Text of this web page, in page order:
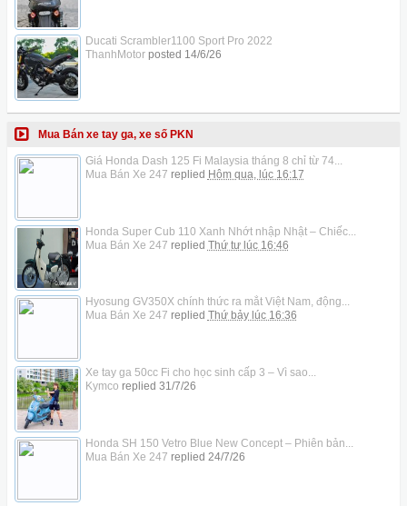
Ducati Scrambler1100 Sport Pro 2022
ThanhMotorposted 14/6/26
Mua Bán xe tay ga, xe số PKN
Giá Honda Dash 125 Fi Malaysia tháng 8 chỉ từ 74...
Mua Bán Xe 247 replied Hôm qua, lúc 16:17
Honda Super Cub 110 Xanh Nhớt nhập Nhật – Chiếc...
Mua Bán Xe 247 replied Thứ tư lúc 16:46
Hyosung GV350X chính thức ra mắt Việt Nam, động...
Mua Bán Xe 247 replied Thứ bảy lúc 16:36
Xe tay ga 50cc Fi cho học sinh cấp 3 – Vì sao...
Kymco replied 31/7/26
Honda SH 150 Vetro Blue New Concept – Phiên bản...
Mua Bán Xe 247 replied 24/7/26